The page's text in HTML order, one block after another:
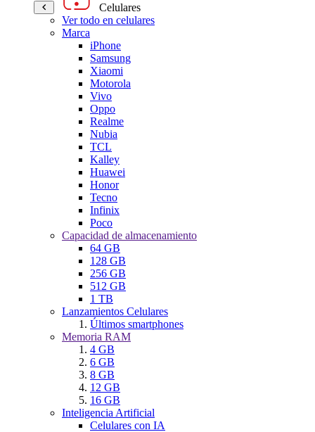
Celulares
Ver todo en celulares
Marca
iPhone
Samsung
Xiaomi
Motorola
Vivo
Oppo
Realme
Nubia
TCL
Kalley
Huawei
Honor
Tecno
Infinix
Poco
Capacidad de almacenamiento
64 GB
128 GB
256 GB
512 GB
1 TB
Lanzamientos Celulares
Últimos smartphones
Memoria RAM
4 GB
6 GB
8 GB
12 GB
16 GB
Inteligencia Artificial
Celulares con IA